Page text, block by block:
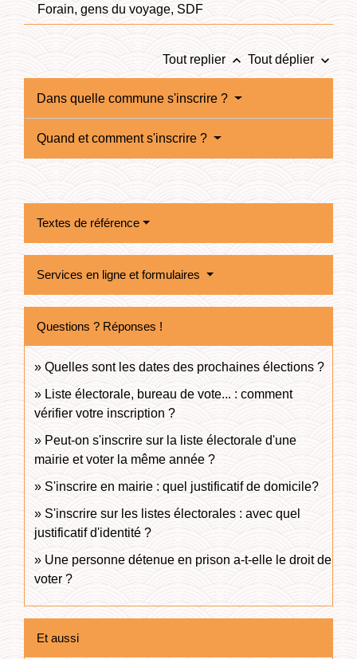
Forain, gens du voyage, SDF
Tout replier keyboard_arrow_up Tout déplier keyboard_arrow_down
Dans quelle commune s'inscrire ?
Quand et comment s'inscrire ?
Textes de référence
Services en ligne et formulaires
Questions ? Réponses !
Quelles sont les dates des prochaines élections ?
Liste électorale, bureau de vote... : comment
vérifier votre inscription ?
Peut-on s'inscrire sur la liste électorale d'une
mairie et voter la même année ?
S'inscrire en mairie : quel justificatif de domicile?
S'inscrire sur les listes électorales : avec quel
justificatif d'identité ?
Une personne détenue en prison a-t-elle le droit de
voter ?
Et aussi